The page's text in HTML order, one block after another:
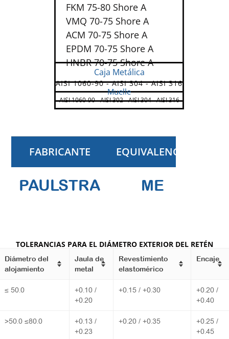
FKM 75-80 Shore A
VMQ 70-75 Shore A
ACM 70-75 Shore A
EPDM 70-75 Shore A
HNBR 70-75 Shore A
Caja Metálica
AISI 1060-90 - AISI 304 - AISI 316
Muelle
AISI 1060-90 - AISI 302 - AISI 304 - AISI 316
FABRICANTE EQUIVALENCIA
PAULSTRA ME
TOLERANCIAS PARA EL DIÁMETRO EXTERIOR DEL RETÉN
Diámetro del
alojamiento
Jaula de
metal
Revestimiento
elastomérico
Encaje
≤ 50.0
+0.10 /
+0.20
+0.15 / +0.30
+0.20 /
+0.40
>50.0 ≤80.0
+0.13 /
+0.23
+0.20 / +0.35
+0.25 /
+0.45